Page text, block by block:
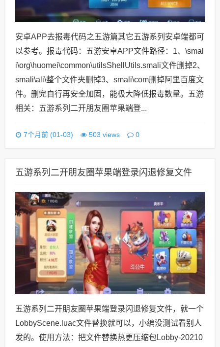
安卓APP去报毒代码之五游篇其它五游系列安卓端都可
以参考。报毒代码：五游安卓APP文件路径：1、\smal
i\org\huomei\common\utilsShellUtils.smali文件删掉2、
smali\ali\整个文件夹删掉3、smali\com删掉阿里百度文
件。删完自行再安全加固，能极大降低报毒数量。五游
相关：五游系列二开朋友圈苹果端登...
7个月前 (01-03) 503 views 0
五游系列二开朋友圈苹果端登录闪退修复文件
五游系列二开朋友圈苹果端登录闪退修复文件，就一个
LobbyScene.luac文件替换就可以，小编没测试看别人
发的。使用方法：把文件替换热更压缩包Lobby-20210